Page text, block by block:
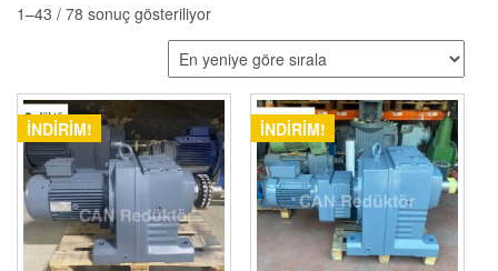
1–43 / 78 sonuç gösteriliyor
İNDIRIM! İNDIRIM!